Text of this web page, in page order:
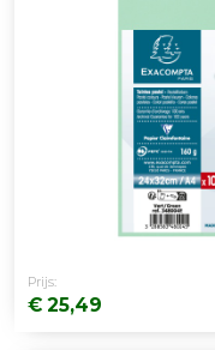
Prijs:
€ 25,49